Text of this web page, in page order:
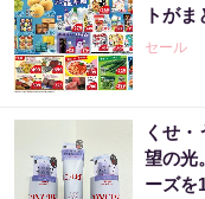
トが
セール
くせ
望の光
ーズを